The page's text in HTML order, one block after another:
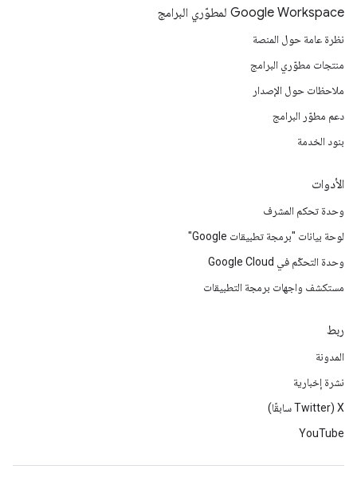
Google Workspace لمطوّري البرامج
نظرة عامة حول المنصة
منتجات مطوّري البرامج
ملاحظات حول الإصدار
دعم مطوّر البرامج
بنود الخدمة
الأدوات
وحدة تحكم المشرف
لوحة بيانات "برمجة تطبيقات Google"
وحدة التحكّم في Google Cloud
مستكشف واجهات برمجة التطبيقات
ربط
المدونة
نشرة إخبارية
‫X ‏(Twitter سابقًا)
YouTube